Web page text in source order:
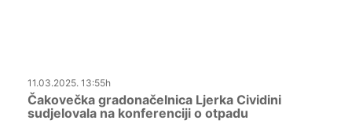
11.03.2025. 13:55h
Čakovečka gradonačelnica Ljerka Cividini
sudjelovala na konferenciji o otpadu